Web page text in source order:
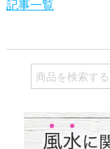
記事一覧
検
索
象: